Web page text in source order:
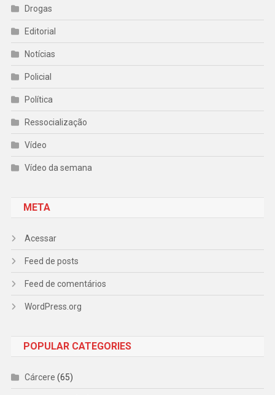
Drogas
Editorial
Notícias
Policial
Política
Ressocialização
Vídeo
Vídeo da semana
META
Acessar
Feed de posts
Feed de comentários
WordPress.org
POPULAR CATEGORIES
Cárcere (65)